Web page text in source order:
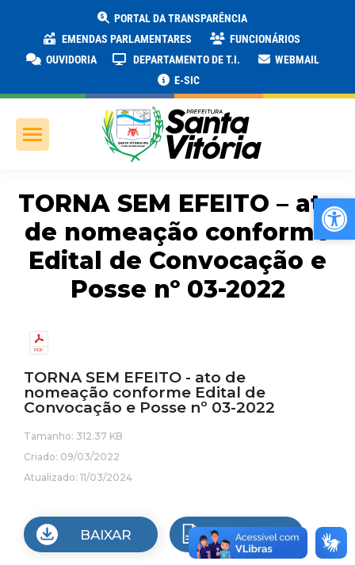
PORTAL DA TRANSPARÊNCIA
EMENDAS PARLAMENTARES
FUNCIONÁRIOS
OUVIDORIA
DEPARTAMENTO DE T.I.
WEBMAIL
E-SIC
TORNA SEM EFEITO – ato
de nomeação conforme
Edital de Convocação e
Posse nº 03-2022
TORNA SEM EFEITO - ato de
nomeação conforme Edital de
Convocação e Posse nº 03-2022
Tamanho: 312.37 KB
Criado: 09/03/2022
Atualizado: 11/03/2024
BAIXAR VISUALIZAR